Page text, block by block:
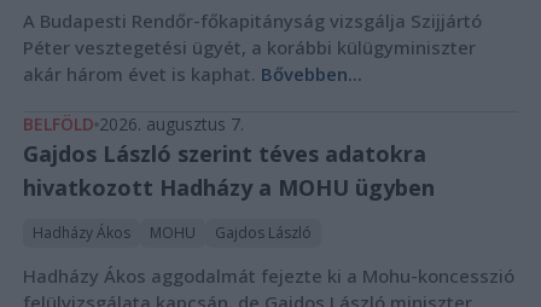
A Budapesti Rendőr-főkapitányság vizsgálja Szijjártó
Péter vesztegetési ügyét, a korábbi külügyminiszter
akár három évet is kaphat. Bővebben...
BELFÖLD 2026. augusztus 7.
Gajdos László szerint téves adatokra
hivatkozott Hadházy a MOHU ügyben
Hadházy Ákos MOHU Gajdos László
Hadházy Ákos aggodalmát fejezte ki a Mohu-koncesszió